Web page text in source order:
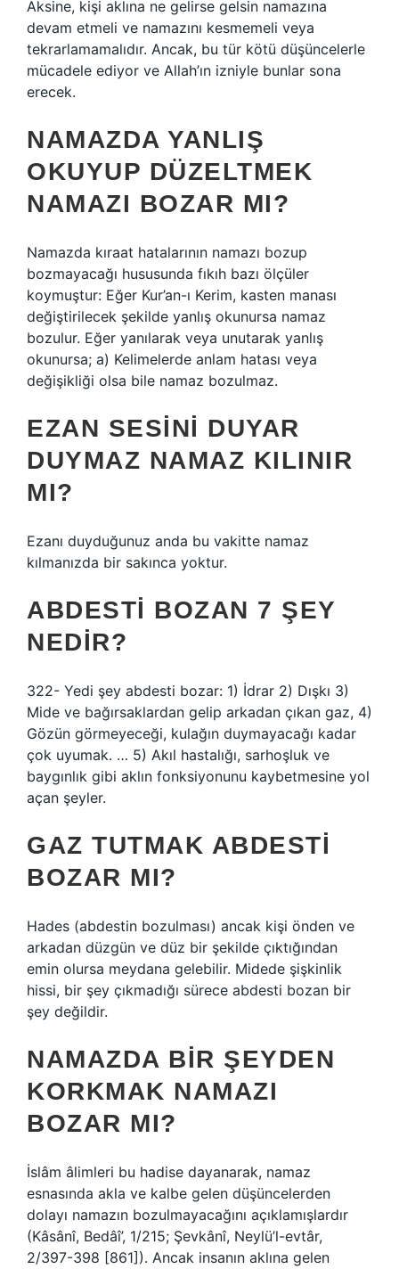
Aksine, kişi aklına ne gelirse gelsin namazına
devam etmeli ve namazını kesmemeli veya
tekrarlamamalıdır. Ancak, bu tür kötü düşüncelerle
mücadele ediyor ve Allah’ın izniyle bunlar sona
erecek.
NAMAZDA YANLIŞ
OKUYUP DÜZELTMEK
NAMAZI BOZAR MI?
Namazda kıraat hatalarının namazı bozup
bozmayacağı hususunda fıkıh bazı ölçüler
koymuştur: Eğer Kur’an-ı Kerim, kasten manası
değiştirilecek şekilde yanlış okunursa namaz
bozulur. Eğer yanılarak veya unutarak yanlış
okunursa; a) Kelimelerde anlam hatası veya
değişikliği olsa bile namaz bozulmaz.
EZAN SESINI DUYAR
DUYMAZ NAMAZ KILINIR
MI?
Ezanı duyduğunuz anda bu vakitte namaz
kılmanızda bir sakınca yoktur.
ABDESTI BOZAN 7 ŞEY
NEDIR?
322- Yedi şey abdesti bozar: 1) İdrar 2) Dışkı 3)
Mide ve bağırsaklardan gelip arkadan çıkan gaz, 4)
Gözün görmeyeceği, kulağın duymayacağı kadar
çok uyumak. … 5) Akıl hastalığı, sarhoşluk ve
baygınlık gibi aklın fonksiyonunu kaybetmesine yol
açan şeyler.
GAZ TUTMAK ABDESTI
BOZAR MI?
Hades (abdestin bozulması) ancak kişi önden ve
arkadan düzgün ve düz bir şekilde çıktığından
emin olursa meydana gelebilir. Midede şişkinlik
hissi, bir şey çıkmadığı sürece abdesti bozan bir
şey değildir.
NAMAZDA BIR ŞEYDEN
KORKMAK NAMAZI
BOZAR MI?
İslâm âlimleri bu hadise dayanarak, namaz
esnasında akla ve kalbe gelen düşüncelerden
dolayı namazın bozulmayacağını açıklamışlardır
(Kâsânî, Bedâî’, 1/215; Şevkânî, Neylü’l-evtâr,
2/397-398 [861]). Ancak insanın aklına gelen